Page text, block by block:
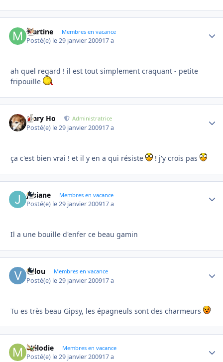
Martine Membres en vacance
Posté(e) le 29 janvier 200917 a
ah quel regard ! il est tout simplement craquant - petite
fripouille
Mary Ho Administratrice
Posté(e) le 29 janvier 200917 a
ça c'est bien vrai ! et il y en a qui résiste ! j'y crois pas
josiane Membres en vacance
Posté(e) le 29 janvier 200917 a
Il a une bouille d'enfer ce beau gamin
valou Membres en vacance
Posté(e) le 29 janvier 200917 a
Tu es très beau Gipsy, les épagneuls sont des charmeurs
Mélodie Membres en vacance
Posté(e) le 29 janvier 200917 a